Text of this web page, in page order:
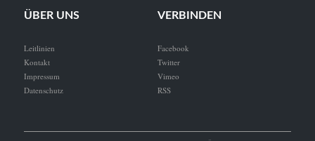
ÜBER UNS
Leitlinien
Kontakt
Impressum
Datenschutz
VERBINDEN
Facebook
Twitter
Vimeo
RSS